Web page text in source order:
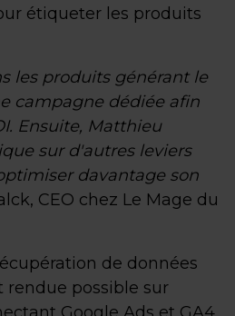
étiqueter les produits
les produits générant le
campagne dédiée afin
Ensuite, Matthieu
sur d'autres leviers
davantage son
CEO chez Le Mage du
de données
rendue possible sur